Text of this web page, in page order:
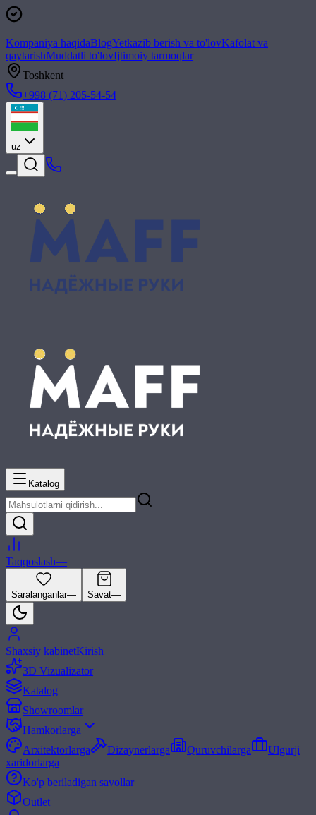
Kompaniya haqidaBlogYetkazib berish va to'lovKafolat va
qaytarishMuddatli to'lovIjtimoiy tarmoqlar
Toshkent
+998 (71) 205-54-54
uz
Katalog
Taqqoslash—
Saralanganlar— Savat—
Shaxsiy kabinetKirish
3D Vizualizator
Katalog
Showroomlar
Hamkorlarga
Arxitektorlarga
Dizaynerlarga Quruvchilarga
Ulgurji
xaridorlarga
Ko'p beriladigan savollar
Outlet